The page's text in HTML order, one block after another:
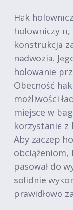
Hak
konstrukcja
nadwozia.
holowanie
Obecność
możliwości
miejsce w
korzystanie z
Aby zaczep
obciążeniom,
pasował do
solidnie
prawidłowo